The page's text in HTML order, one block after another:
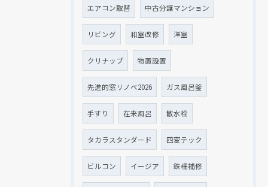
エアコン取替 中古分譲マンション
リビング 和室改修 洋室
クリナップ 物置設置
先進的窓リノベ2026 ガス風呂釜
手すり 在来風呂 散水栓
タカラスタンダード 四変テック
ビルコン イージア 鉄柵補修